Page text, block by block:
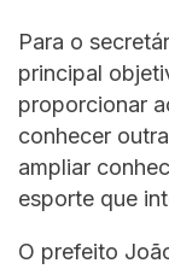
Para o
principal
proporcionar
conhecer
ampliar
esporte que
O prefeito